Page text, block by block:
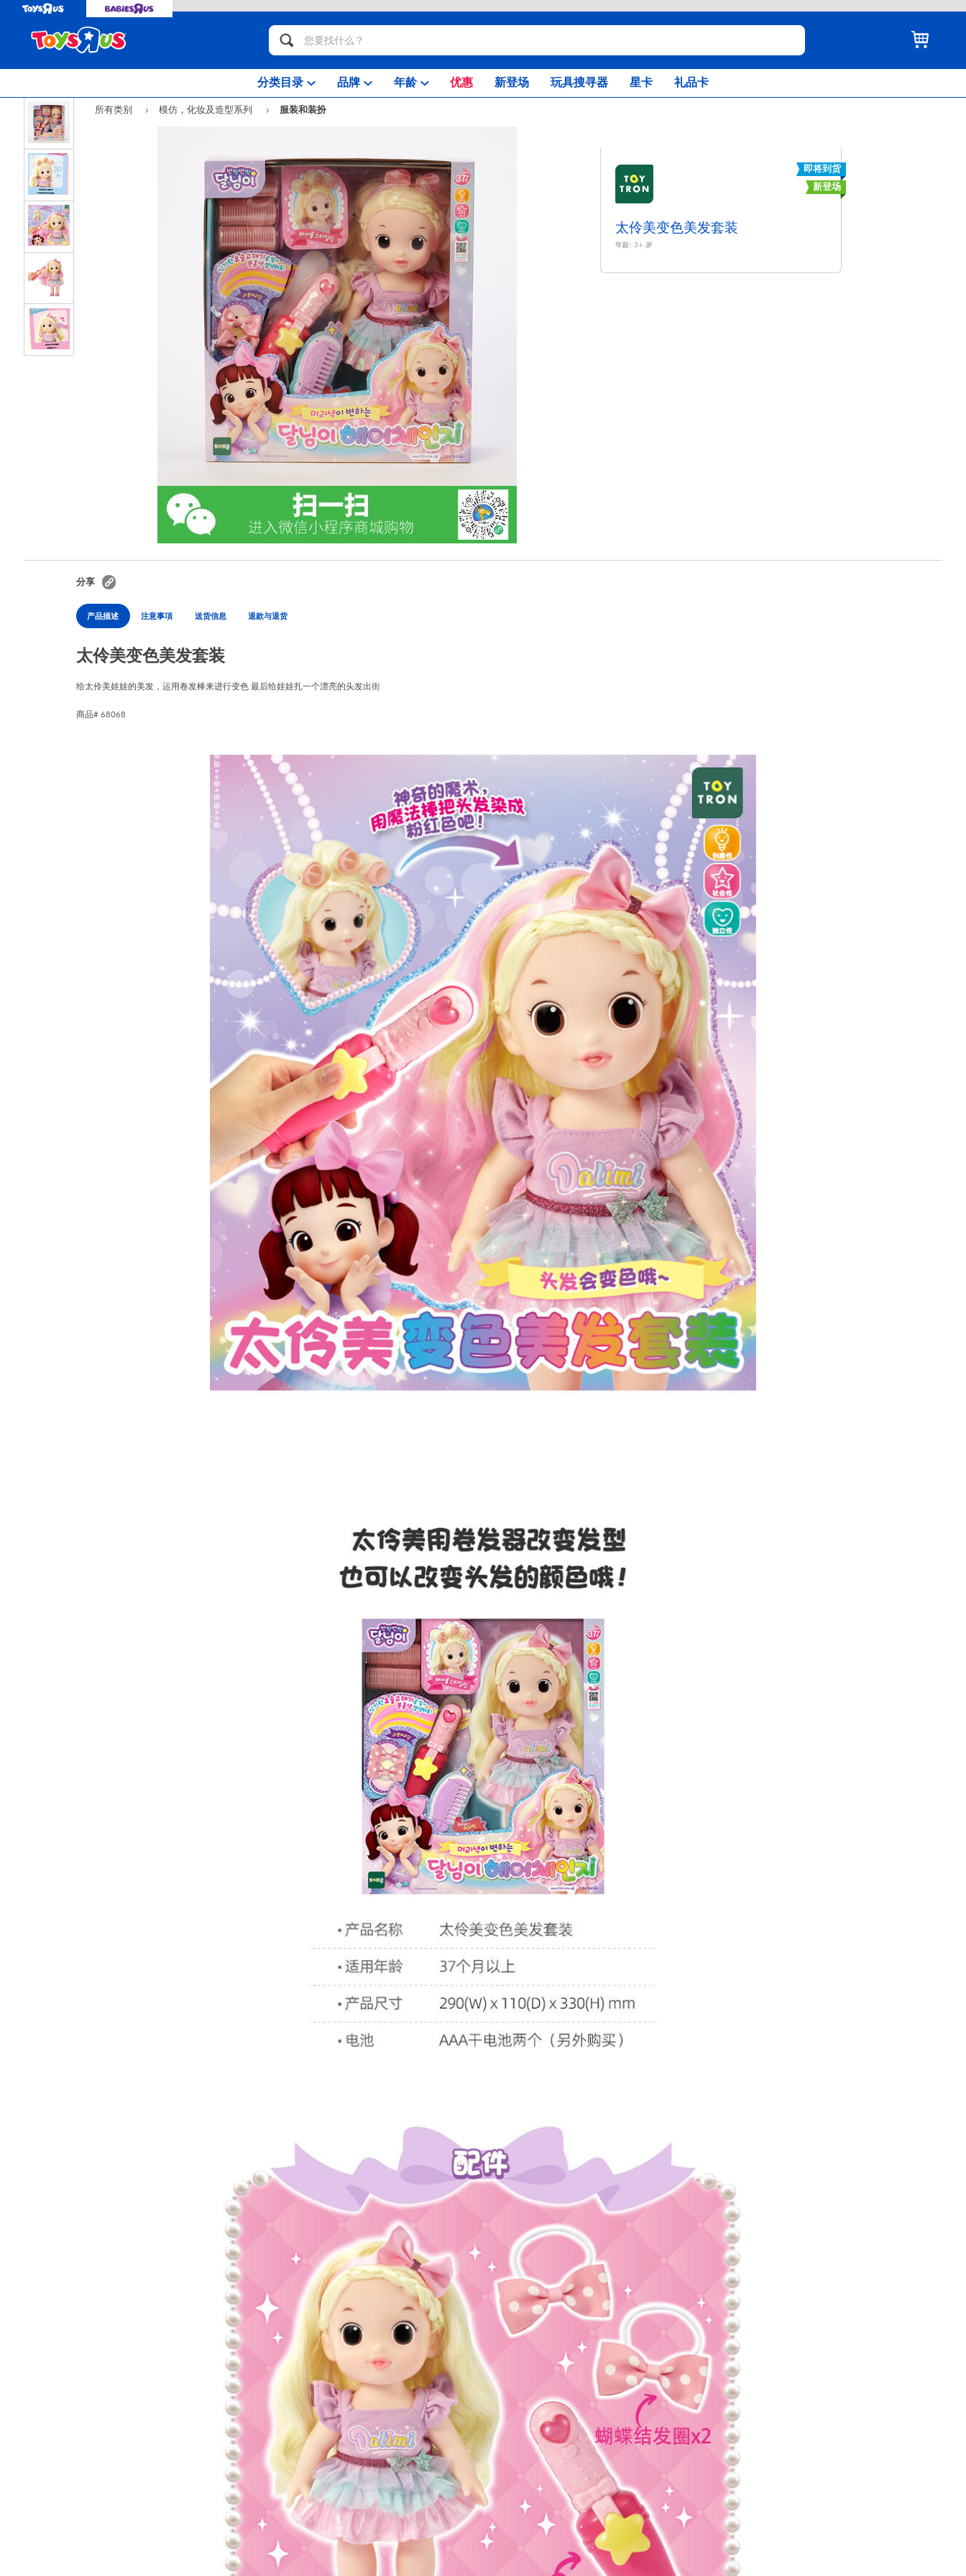
分类目录 品牌 年龄 优惠 新登场 玩具搜寻器 星卡 礼品卡
所有类别 模仿，化妆及造型系列 服装和装扮
即将到货
新登场
太伶美变色美发套装
年龄: 3+ 岁
分享
产品描述 注意事項 送货信息 退款与退货
太伶美变色美发套装
给太伶美娃娃的美发，运用卷发棒来进行变色 最后给娃娃扎一个漂亮的头发出街
商品# 68068